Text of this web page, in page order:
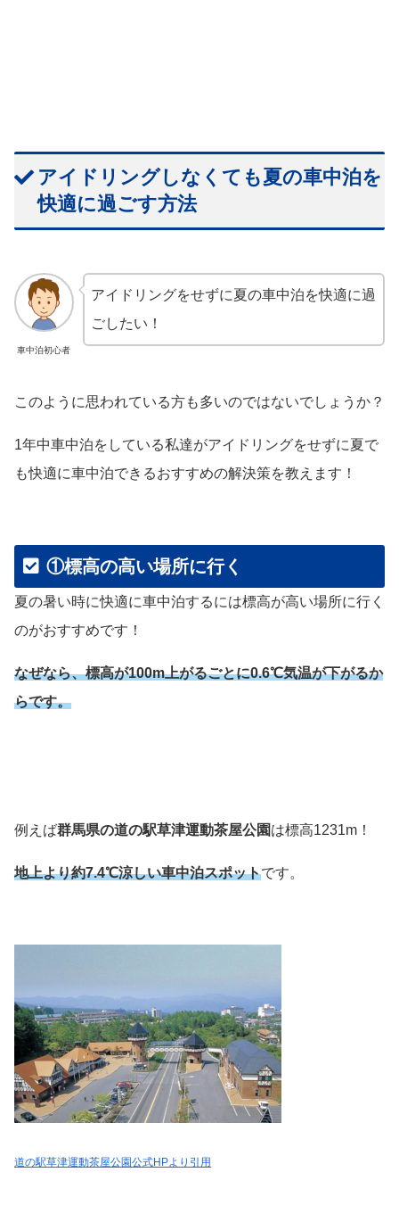
アイドリングしなくても夏の車中泊を
快適に過ごす方法
車中泊初心者
アイドリングをせずに夏の車中泊を快適に過
ごしたい！
このように思われている方も多いのではないでしょうか？
1年中車中泊をしている私達がアイドリングをせずに夏で
も快適に車中泊できるおすすめの解決策を教えます！
①標高の高い場所に行く
夏の暑い時に快適に車中泊するには標高が高い場所に行く
のがおすすめです！
なぜなら、標高が100m上がるごとに0.6℃気温が下がるか
らです。
例えば群馬県の道の駅草津運動茶屋公園は標高1231m！
地上より約7.4℃涼しい車中泊スポットです。
道の駅草津運動茶屋公園公式HPより引用